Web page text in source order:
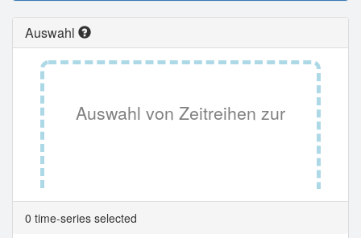
Auswahl
Auswahl von Zeitreihen zur
Tabellenansicht.
0 time-series selected